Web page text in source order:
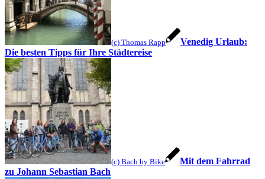
(c) Thomas Rapp
Venedig Urlaub:
Die besten Tipps für Ihre Städtereise
(c) Bach by Bike
Mit dem Fahrrad
zu Johann Sebastian Bach